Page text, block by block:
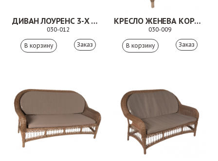
ДИВАН ЛОУРЕНС 3-Х МЕСТНЫЙ КОРИЧНЕВЫЙ
030-012
Заказ
КРЕСЛО ЖЕНЕВА КОРИЧНЕВОЕ
030-009
Заказ